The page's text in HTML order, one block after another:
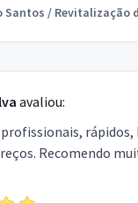
Santos / Revitalização
avaliou:
rápidos,
Recomendo